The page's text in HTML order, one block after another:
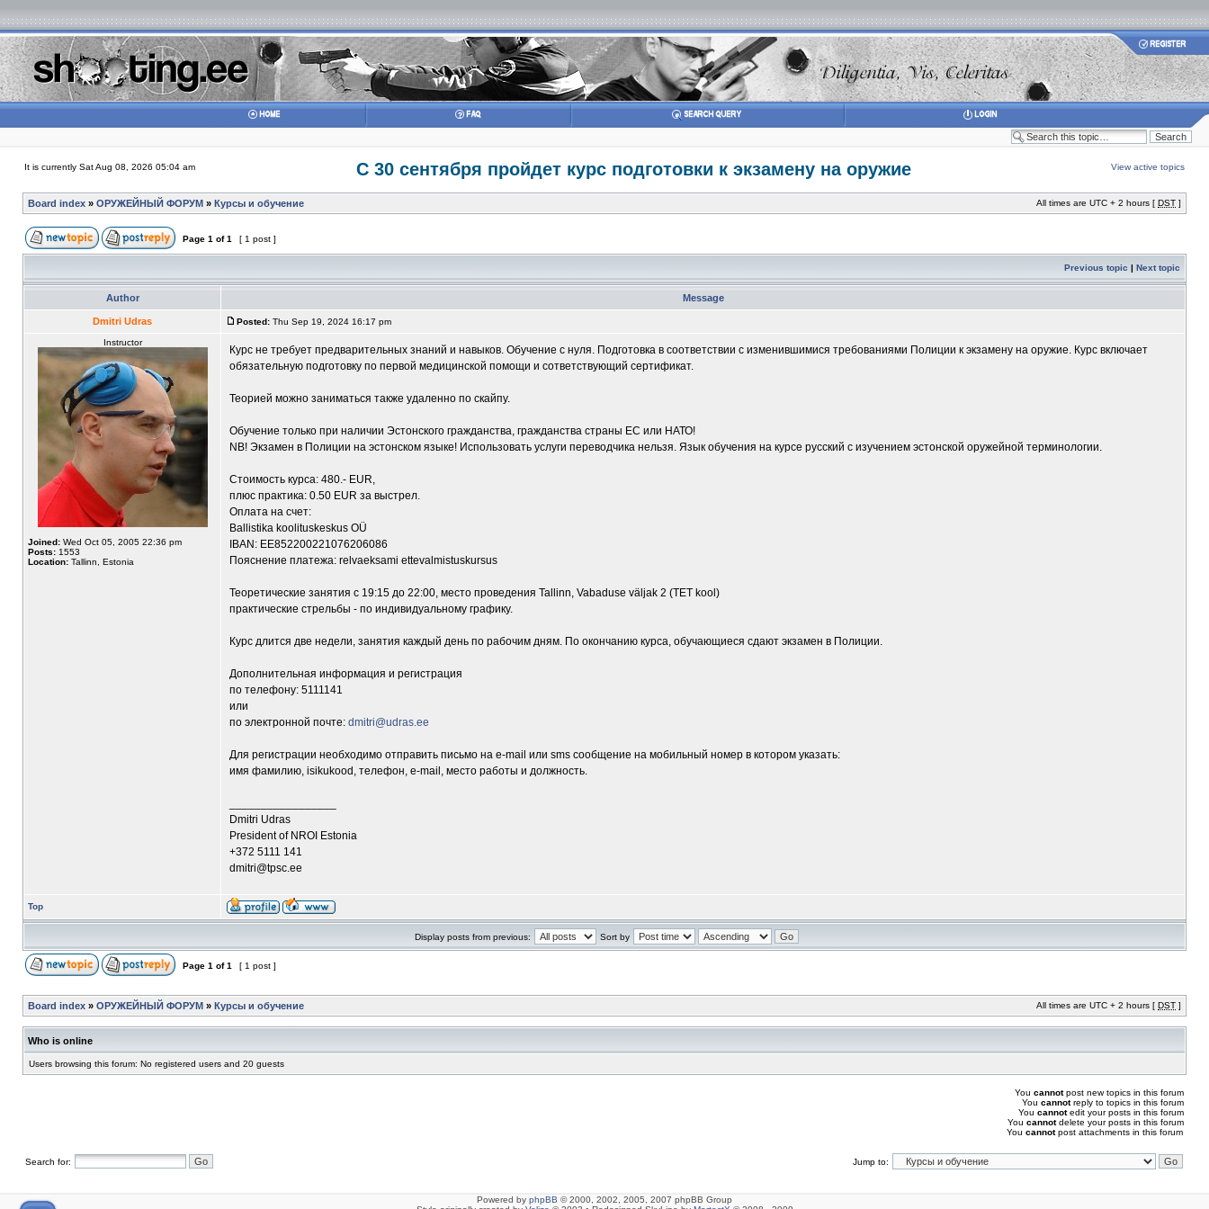
It is currently Sat Aug 08, 2026 05:04 am С 30 сентября пройдет курс подготовки к экзамену на оружие View active topics
Board index » ОРУЖЕЙНЫЙ ФОРУМ » Курсы и обучение All times are UTC + 2 hours [ DST ]
Page 1 of1 [ 1 post ]
Previous topic | Next topic
Author Message
Dmitri Udras Posted: Thu Sep 19, 2024 16:17 pm
Instructor
Joined: Wed Oct 05, 2005 22:36 pm
Posts: 1553
Location: Tallinn, Estonia
Курс не требует предварительных знаний и навыков. Обучение с нуля. Подготовка в соответствии с изменившимися требованиями Полиции к экзамену на оружие. Курс включает
обязательную подготовку по первой медицинской помощи и сответствующий сертификат.
Теорией можно заниматься также удаленно по скайпу.
Обучение только при наличии Эстонского гражданства, гражданства страны ЕС или НАТО!
NB! Экзамен в Полиции на эстонском языке! Использовать услуги переводчика нельзя. Язык обучения на курсе русский с изучением эстонской оружейной терминологии.
Стоимость курса: 480.- EUR,
плюс практика: 0.50 EUR за выстрел.
Оплата на счет:
Ballistika koolituskeskus OÜ
IBAN: EE852200221076206086
Пояснение платежа: relvaeksami ettevalmistuskursus
Теоретические занятия с 19:15 до 22:00, место проведения Tallinn, Vabaduse väljak 2 (TET kool)
практические стрельбы - по индивидуальному графику.
Курс длится две недели, занятия каждый день по рабочим дням. По окончанию курса, обучающиеся сдают экзамен в Полиции.
Дополнительная информация и регистрация
по телефону: 5111141
или
по электронной почте: dmitri@udras.ee
Для регистрации необходимо отправить письмо на e-mail или sms сообщение на мобильный номер в котором указать:
имя фамилию, isikukood, телефон, e-mail, место работы и должность.
Dmitri Udras
President of NROI Estonia
+372 5111 141
dmitri@tpsc.ee
Top
Display posts from previous: Sort by
Page 1 of1 [ 1 post ]
Board index » ОРУЖЕЙНЫЙ ФОРУМ » Курсы и обучение All times are UTC + 2 hours [ DST ]
Who is online
Users browsing this forum: No registered users and 20 guests
You cannotpost new topics in this forum
You cannotreply to topics in this forum
You cannotedit your posts in this forum
You cannotdelete your posts in this forum
You cannotpost attachments in this forum
Search for: Jump to:
Powered by phpBB © 2000, 2002, 2005, 2007 phpBB Group